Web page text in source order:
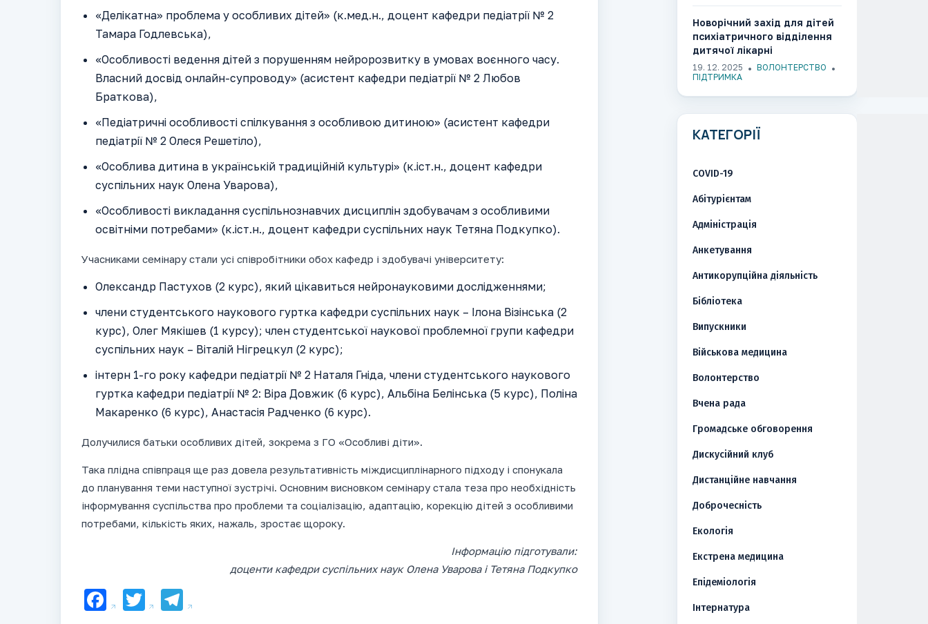
«Делікатна» проблема у особливих дітей» (к.мед.н., доцент кафедри педіатрії № 2
Тамара Годлевська),
«Особливості ведення дітей з порушенням нейророзвитку в умовах воєнного часу.
Власний досвід онлайн-супроводу» (асистент кафедри педіатрії № 2 Любов
Браткова),
«Педіатричні особливості спілкування з особливою дитиною» (асистент кафедри
педіатрії № 2 Олеся Решетіло),
«Особлива дитина в українській традиційній культурі» (к.іст.н., доцент кафедри
суспільних наук Олена Уварова),
«Особливості викладання суспільнознавчих дисциплін здобувачам з особливими
освітніми потребами» (к.іст.н., доцент кафедри суспільних наук Тетяна Подкупко).
Учасниками семінару стали усі співробітники обох кафедр і здобувачі університету:
Олександр Пастухов (2 курс), який цікавиться нейронауковими дослідженнями;
члени студентського наукового гуртка кафедри суспільних наук – Ілона Візінська (2
курс), Олег Мякішев (1 курсу); член студентської наукової проблемної групи кафедри
суспільних наук – Віталій Нігрецкул (2 курс);
інтерн 1-го року кафедри педіатрії № 2 Наталя Гніда, члени студентського наукового
гуртка кафедри педіатрії № 2: Віра Довжик (6 курс), Альбіна Белінська (5 курс), Поліна
Макаренко (6 курс), Анастасія Радченко (6 курс).
Долучилися батьки особливих дітей, зокрема з ГО «Особливі діти».
Така плідна співпраця ще раз довела результативність міждисциплінарного підходу і спонукала
до планування теми наступної зустрічі. Основним висновком семінару стала теза про необхідність
інформування суспільства про проблеми та соціалізацію, адаптацію, корекцію дітей з особливими
потребами, кількість яких, нажаль, зростає щороку.
Інформацію підготували:
доценти кафедри суспільних наук Олена Уварова і Тетяна Подкупко
Facebook
TwitterTelegram
Новорічний захід для дітей
психіатричного відділення
дитячої лікарні
19. 12. 2025
ВОЛОНТЕРСТВО
ПІДТРИМКА
КАТЕГОРІЇ
COVID-19
Абітурієнтам
Адміністрація
Анкетування
Антикорупційна діяльність
Бібліотека
Випускники
Військова медицина
Волонтерство
Вчена рада
Громадське обговорення
Дискусійний клуб
Дистанційне навчання
Доброчесність
Екологія
Екстрена медицина
Епідеміологія
Інтернатура